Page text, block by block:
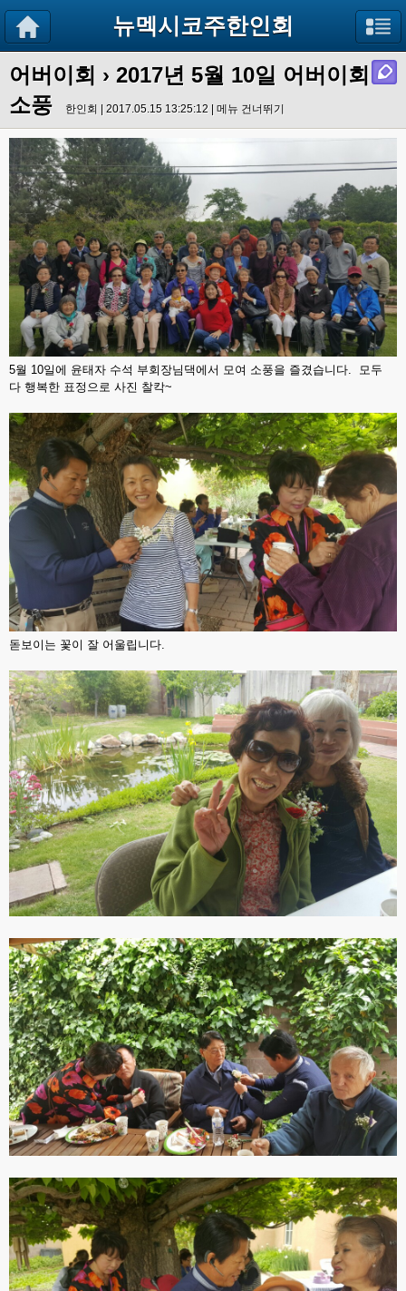
뉴멕시코주한인회
어버이회 › 2017년 5월 10일 어버이회
소풍
한인회 | 2017.05.15 13:25:12 | 메뉴 건너뛰기
5월 10일에 윤태자 수석 부회장님댁에서 모여 소풍을 즐겼습니다. 모두
다 행복한 표정으로 사진 찰칵~
돋보이는 꽃이 잘 어울립니다.